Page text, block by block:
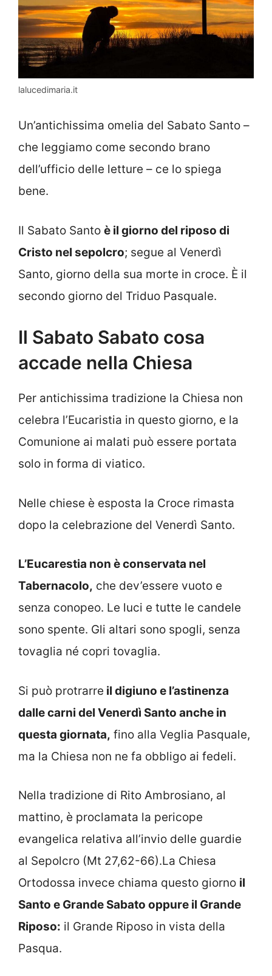
lalucedimaria.it
Un’antichissima omelia del Sabato Santo –
che leggiamo come secondo brano
dell’ufficio delle letture – ce lo spiega
bene.
Il Sabato Santo è il giorno del riposo di
Cristo nel sepolcro; segue al Venerdì
Santo, giorno della sua morte in croce. È il
secondo giorno del Triduo Pasquale.
Il Sabato Sabato cosa
accade nella Chiesa
Per antichissima tradizione la Chiesa non
celebra l’Eucaristia in questo giorno, e la
Comunione ai malati può essere portata
solo in forma di viatico.
Nelle chiese è esposta la Croce rimasta
dopo la celebrazione del Venerdì Santo.
L’Eucarestia non è conservata nel
Tabernacolo, che dev’essere vuoto e
senza conopeo. Le luci e tutte le candele
sono spente. Gli altari sono spogli, senza
tovaglia né copri tovaglia.
Si può protrarre il digiuno e l’astinenza
dalle carni del Venerdì Santo anche in
questa giornata, fino alla Veglia Pasquale,
ma la Chiesa non ne fa obbligo ai fedeli.
Nella tradizione di Rito Ambrosiano, al
mattino, è proclamata la pericope
evangelica relativa all’invio delle guardie
al Sepolcro (Mt 27,62-66).La Chiesa
Ortodossa invece chiama questo giorno il
Santo e Grande Sabato oppure il Grande
Riposo: il Grande Riposo in vista della
Pasqua.